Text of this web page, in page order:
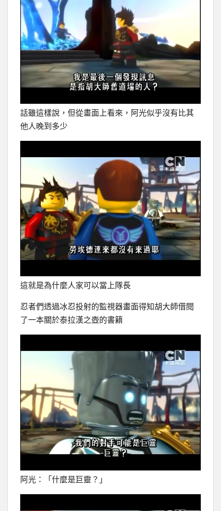
話雖這樣說，但從畫面上看來，阿光似乎沒有比其
他人晚到多少
這就是為什麼人家可以當上隊長
忍者們透過冰忍投射的監視器畫面得知胡大師借閱
了一本關於泰拉漢之壺的書籍
阿光：「什麼是巨靈？」